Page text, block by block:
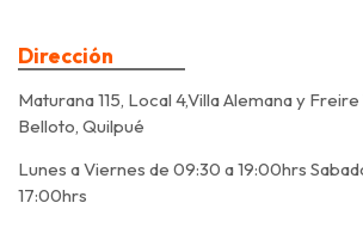
Dirección
Maturana 115, Local 4,Villa Alemana y Freire
Belloto, Quilpué
Lunes a Viernes de 09:30 a 19:00hrs
17:00hrs